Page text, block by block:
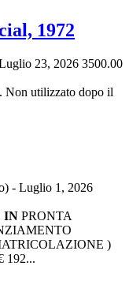
1972
23, 2026 3500.00
Non utilizzato dopo il
- Luglio 1, 2026
IN PRONTA
)
192...